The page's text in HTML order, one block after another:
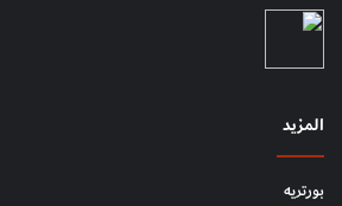
المزيد
بورتريه